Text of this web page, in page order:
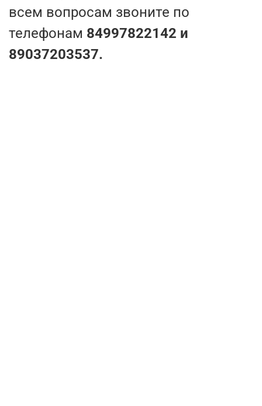
всем вопросам звоните по
телефонам 84997822142 и
89037203537.